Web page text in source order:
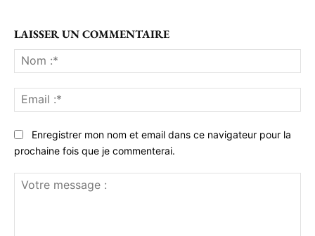
LAISSER UN COMMENTAIRE
:*
:*
Enregistrer mon nom et email dans ce navigateur pour la
prochaine fois que je commenterai.